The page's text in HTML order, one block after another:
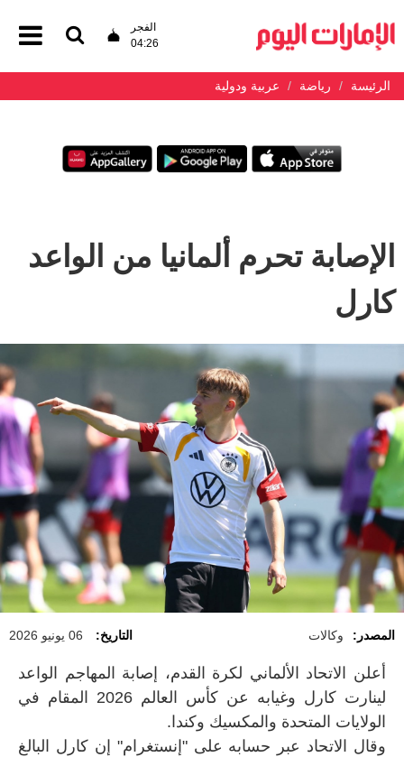
الفجر
04:26
الرئيسة رياضة عربية ودولية
الإصابة تحرم ألمانيا من الواعد
كارل
المصدر: وكالات التاريخ: 06 يونيو 2026
أعلن الاتحاد الألماني لكرة القدم، إصابة المهاجم الواعد
لينارت كارل وغيابه عن كأس العالم 2026 المقام في
الولايات المتحدة والمكسيك وكندا.
وقال الاتحاد عبر حسابه على "إنستغرام" إن كارل البالغ